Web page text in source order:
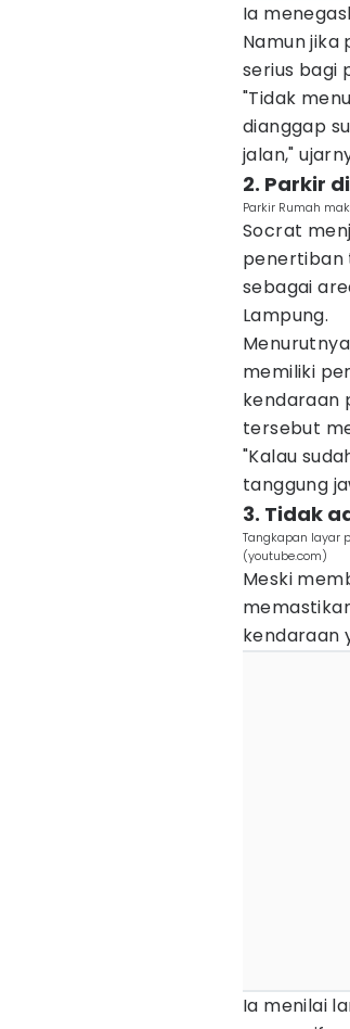
Ia
Namun
serius bagi
"Tidak
dianggap
jalan,"
2. Parkir
Parkir Rumah
Socrat
penertiban
sebagai
Lampung.
memiliki
kendaraan
tersebut
"Kalau
tanggung
3. Tidak
Tangkapan layar
(youtube.com)
Meski
kendaraan
Ia menilai